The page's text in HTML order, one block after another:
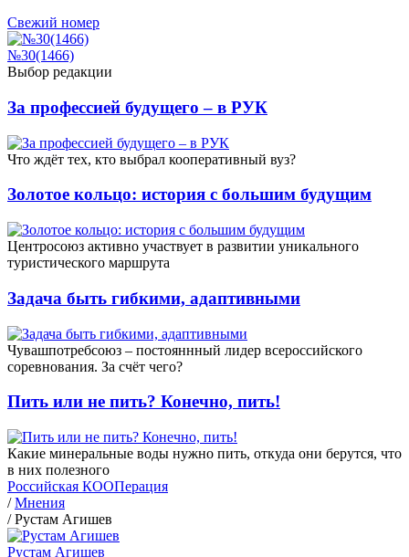
Свежий номер
№30(1466)
Выбор редакции
За профессией будущего – в РУК
Что ждёт тех, кто выбрал кооперативный вуз?
Золотое кольцо: история с большим будущим
Центросоюз активно участвует в развитии уникального
туристического маршрута
Задача быть гибкими, адаптивными
Чувашпотребсоюз – постояннный лидер всероссийского
соревнования. За счёт чего?
Пить или не пить? Конечно, пить!
Какие минеральные воды нужно пить, откуда они берутся, что
в них полезного
Российская КООПерация
/ Мнения
/ Рустам Агишев
Рустам Агишев